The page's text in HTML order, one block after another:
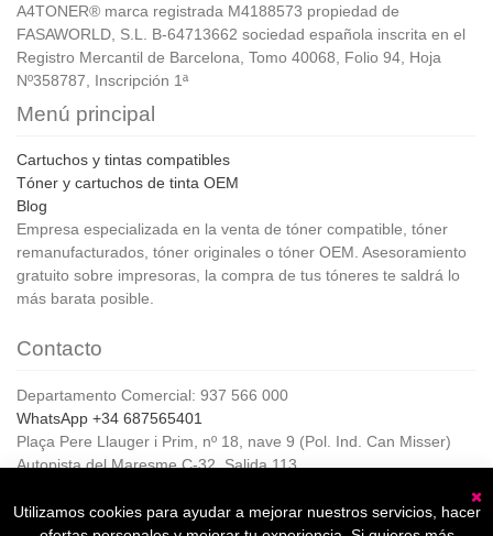
A4TONER® marca registrada M4188573 propiedad de
FASAWORLD, S.L. B-64713662 sociedad española inscrita en el
Registro Mercantil de Barcelona, Tomo 40068, Folio 94, Hoja
Nº358787, Inscripción 1ª
Menú principal
Cartuchos y tintas compatibles
Tóner y cartuchos de tinta OEM
Blog
Empresa especializada en la venta de tóner compatible, tóner
remanufacturados, tóner originales o tóner OEM. Asesoramiento
gratuito sobre impresoras, la compra de tus tóneres te saldrá lo
más barata posible.
Contacto
Departamento Comercial: 937 566 000
WhatsApp +34 687565401
Plaça Pere Llauger i Prim, nº 18, nave 9 (Pol. Ind. Can Misser)
Autopista del Maresme C-32, Salida 113
Horario de Atención al cliente:
Utilizamos cookies para ayudar a mejorar nuestros servicios, hacer